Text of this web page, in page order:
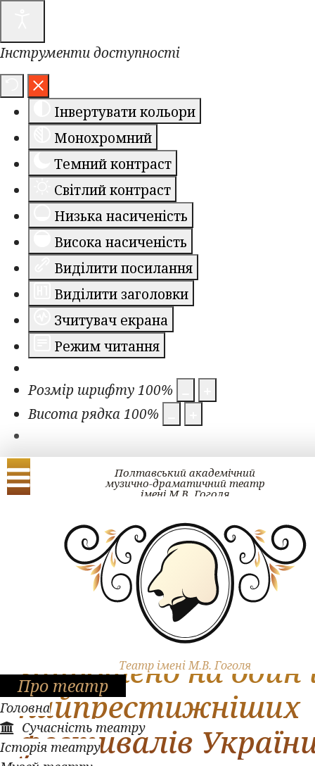
Інструменти доступності
Інвертувати кольори
Монохромний
Темний контраст
Світлий контраст
Низька насиченість
Висока насиченість
Виділити посилання
Виділити заголовки
Зчитувач екрана
Режим читання
Розмір шрифту100%
Висота рядка100%
Театр імені М.В. Гоголя
Про театр
Головна
Сучасність театру
Історія театру
Полтавський академічний
музично-драматичний театр
імені М.В. Гоголя
ЗМІ про нас
Полтавський
запрошено на один
найпрестижніших
фестивалів